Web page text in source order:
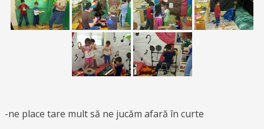
-ne place tare mult să ne jucăm afară în curte